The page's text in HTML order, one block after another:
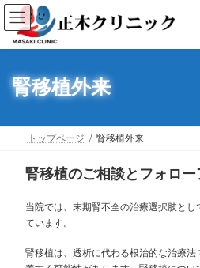
コ
テ
プ
ナ
ゲ
動
腎移植外来
トップページ 腎移植外来
腎移植のご相談とフォロー
当院では、末期腎不全の治療選択肢とし
ています。
腎移植は、透析に代わる根治的な治療